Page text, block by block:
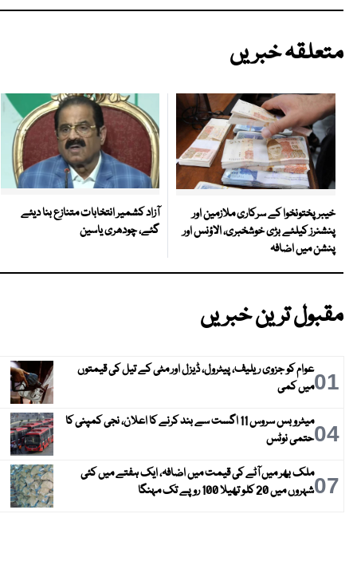
متعلقہ خبریں
خیبرپختونخوا کے سرکاری ملازمین اور
پنشنرز کیلئے بڑی خوشخبری، الاؤنس اور
پنشن میں اضافہ
آزاد کشمیر انتخابات متنازع بنا دیئے
گئے، چودھری یاسین
مقبول ترین خبریں
01عوام کو جزوی ریلیف، پیٹرول، ڈیزل اور مٹی کے تیل کی قیمتوں
میں کمی
04
میٹرو بس سروس 11 اگست سے بند کرنے کا اعلان، نجی کمپنی کا
حتمی نوٹس
07ملک بھر میں آٹے کی قیمت میں اضافہ، ایک ہفتے میں کئی
شہروں میں 20 کلو تھیلا 100 روپے تک مہنگا